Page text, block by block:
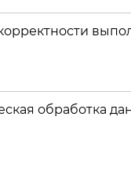
обработка